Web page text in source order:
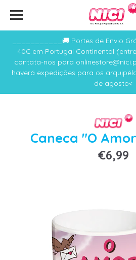
___________🚚 Portes de Envio
40€ em Portugal Continental
contata-nos para
haverá expedições para os
de agosto<
Caneca "O
€6,99